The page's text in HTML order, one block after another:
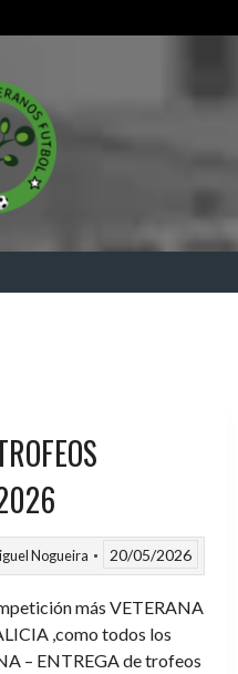
Nogueira 20/05/2026
más VETERANA
,como todos los
– ENTREGA de trofeos